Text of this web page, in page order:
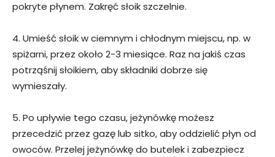
pokryte płynem. Zakręć słoik szczelnie.
4. Umieść słoik w ciemnym i chłodnym miejscu, np. w
spiżarni, przez około 2-3 miesiące. Raz na jakiś czas
potrząśnij słoikiem, aby składniki dobrze się
wymieszały.
5. Po upływie tego czasu, jeżynówkę możesz
przecedzić przez gazę lub sitko, aby oddzielić płyn od
owoców. Przelej jeżynówkę do butelek i zabezpiecz